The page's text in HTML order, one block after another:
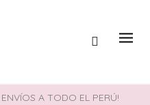
A TODO EL PERÚ!